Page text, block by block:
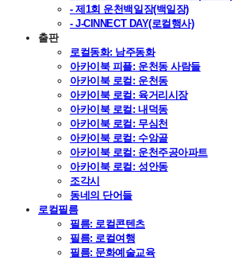
- 제1회 운천백일장(백일장)
- J-CINNECT DAY(로컬행사)
출판
로컬동화: 남주동화
아카이북 피플: 운천동 사람들
아카이북 로컬: 운천동
아카이북 로컬: 육거리시장
아카이북 로컬: 내덕동
아카이북 로컬: 무심천
아카이북 로컬: 수암골
아카이북 로컬: 운천주공아파트
아카이북 로컬: 성안동
조각시
동네의 단어들
로컬필름
필름: 로컬콘텐츠
필름: 로컬여행
필름: 문화예술교육